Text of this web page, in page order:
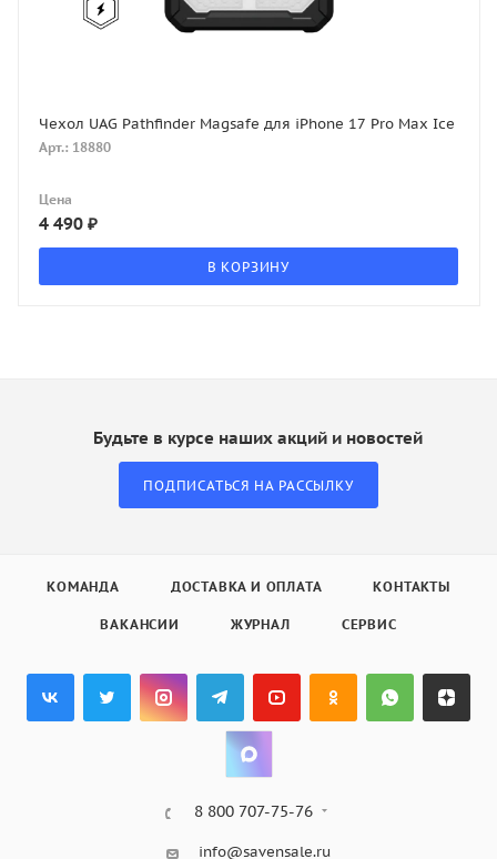
Чехол UAG Pathfinder Magsafe для iPhone 17 Pro Max Ice
Арт.: 18880
Цена
4 490 ₽
В КОРЗИНУ
Будьте в курсе наших акций и новостей
ПОДПИСАТЬСЯ НА РАССЫЛКУ
КОМАНДА ДОСТАВКА И ОПЛАТА КОНТАКТЫ
ВАКАНСИИ ЖУРНАЛ СЕРВИС
8 800 707-75-76
info@savensale.ru